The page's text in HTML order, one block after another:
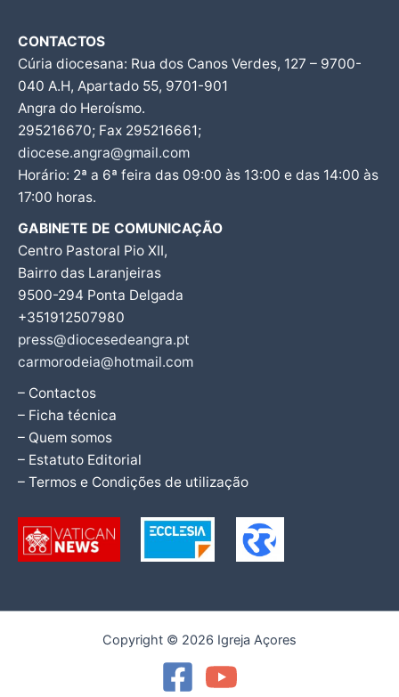
CONTACTOS
Cúria diocesana: Rua dos Canos Verdes, 127 – 9700-
040 A.H, Apartado 55, 9701-901
Angra do Heroísmo.
295216670; Fax 295216661;
diocese.angra@gmail.com
Horário: 2ª a 6ª feira das 09:00 às 13:00 e das 14:00 às
17:00 horas.
GABINETE DE COMUNICAÇÃO
Centro Pastoral Pio XII,
Bairro das Laranjeiras
9500-294 Ponta Delgada
+351912507980
press@diocesedeangra.pt
carmorodeia@hotmail.com
– Contactos
– Ficha técnica
– Quem somos
– Estatuto Editorial
– Termos e Condições de utilização
Copyright © 2026 Igreja Açores